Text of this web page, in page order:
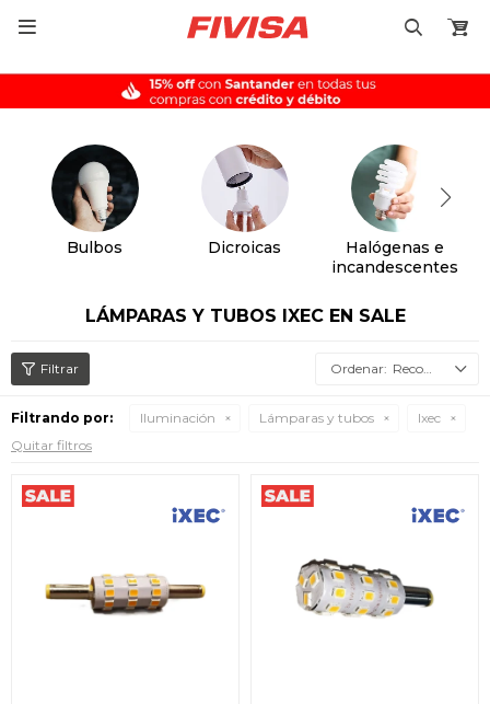

Bulbos Dicroicas
Halógenas e
incandescentes
LÁMPARAS Y TUBOS IXEC EN SALE
Recomendados
Filtrando por: Iluminación Lámparas y tubos
Ixec
Quitar filtros